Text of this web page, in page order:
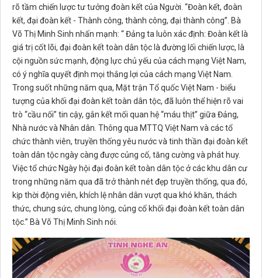
rõ tầm chiến lược tư tưởng đoàn kết của Người. “Đoàn kết, đoàn
kết, đại đoàn kết - Thành công, thành công, đại thành công”. Bà
Võ Thị Minh Sinh nhấn mạnh: “ Đảng ta luôn xác định: Đoàn kết là
giá trị cốt lõi, đại đoàn kết toàn dân tộc là đường lối chiến lược, là
cội nguồn sức mạnh, động lực chủ yếu của cách mạng Việt Nam,
có ý nghĩa quyết định mọi thắng lợi của cách mạng Việt Nam.
Trong suốt những năm qua, Mặt trận Tổ quốc Việt Nam - biểu
tượng của khối đại đoàn kết toàn dân tộc, đã luôn thể hiện rõ vai
trò “cầu nối” tin cậy, gắn kết mối quan hệ “máu thịt” giữa Đảng,
Nhà nước và Nhân dân. Thông qua MTTQ Việt Nam và các tổ
chức thành viên, truyền thống yêu nước và tinh thần đại đoàn kết
toàn dân tộc ngày càng được củng cố, tăng cường và phát huy.
Việc tổ chức Ngày hội đại đoàn kết toàn dân tộc ở các khu dân cư
trong những năm qua đã trở thành nét đẹp truyền thống, qua đó,
kịp thời động viên, khích lệ nhân dân vượt qua khó khăn, thách
thức, chung sức, chung lòng, củng cố khối đại đoàn kết toàn dân
tộc.” Bà Võ Thị Minh Sinh nói.